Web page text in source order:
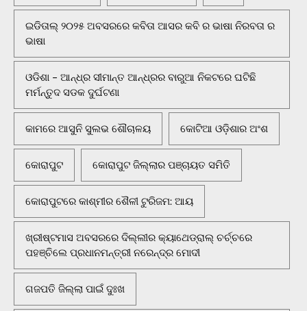
ଇଡିତାଲ୍ ୨୦୨୫ ଅବସରରେ କବିତା ଆସର କବି ର ଭାଷା ନିରବତା ର
ଭାଷା
ଓଡିଶା - ଆନ୍ଧ୍ର ସୀମାନ୍ତ ଆନ୍ଧ୍ରର ବାରୁଆ ନିକଟରେ ଘଟିଛି
ମର୍ମନ୍ତୁଦ ସଡକ ଦୁର୍ଘଟଣା
କାମରେ ଆସୁନି ସୁଲଭ ଶୌଚାଳୟ କୋଟିଆ ଓଡ଼ିଶାର ଅଂଶ
କୋରାପୁଟ କୋରାପୁଟ ଜିଲ୍ଲାର ପଞ୍ଚାୟତ ସମିତି
କୋରାପୁଟରେ କାଶ୍ମୀର ଶୈଳୀ ଟୁରିଜମ: ଆୟ
ଖ୍ରୀଷ୍ଟମାସ ଅବସରରେ ଦିଲ୍ଲୀର କ୍ୟାଥେଡ୍ରାଲ୍ ଚର୍ଚ୍ଚରେ
ପହଞ୍ଚିଲେ ପ୍ରଧାନମନ୍ତ୍ରୀ ନରେନ୍ଦ୍ର ମୋଦୀ
ଗଜପତି ଜିଲ୍ଲା ପାଇଁ ଦୁଃଖ